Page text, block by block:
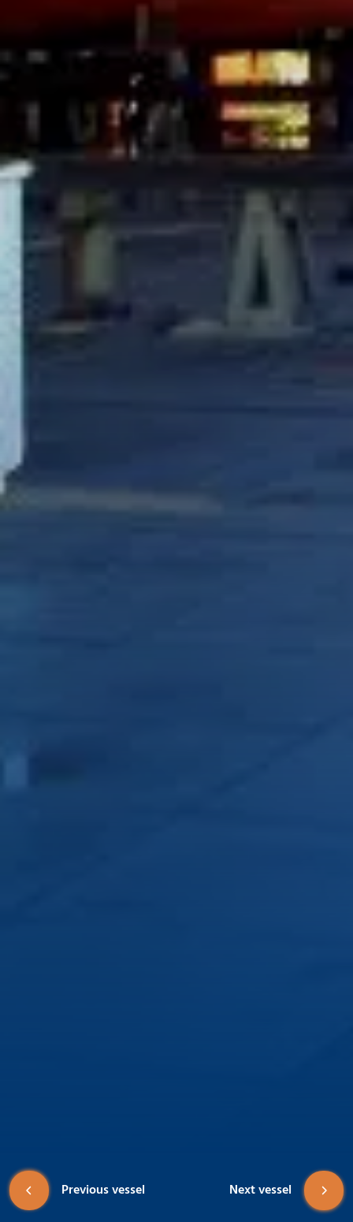
Previous vessel Next vessel